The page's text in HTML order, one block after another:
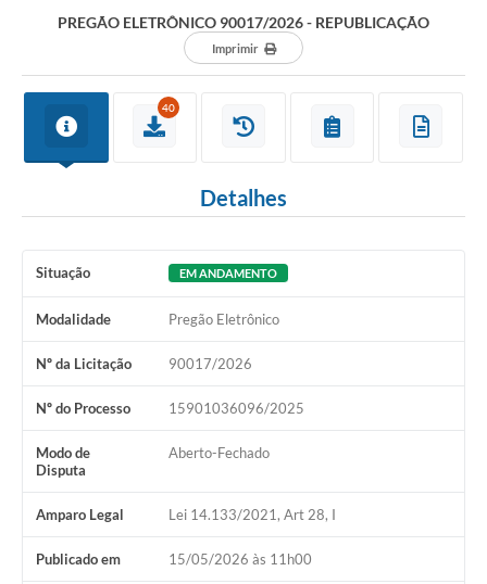
PREGÃO ELETRÔNICO 90017/2026 - REPUBLICAÇÃO
Imprimir
40
Detalhes
Situação EM ANDAMENTO
Modalidade Pregão Eletrônico
Nº da Licitação 90017/2026
Nº do Processo 15901036096/2025
Modo de
Disputa
Aberto-Fechado
Amparo Legal Lei 14.133/2021, Art 28, I
Publicado em 15/05/2026 às 11h00